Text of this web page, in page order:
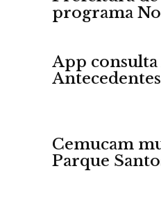
programa
App consulta
Cemucam
Parque